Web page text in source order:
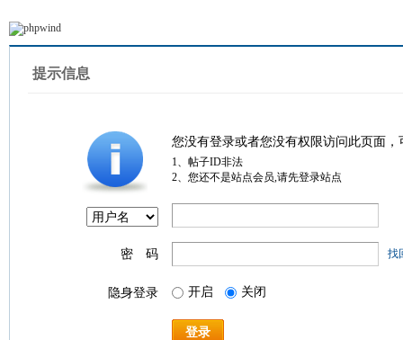
提示信息
您没有登录或者您没有权限访问此页面
1、帖子ID非法
2、您还不是站点会员,请先登录站点
密 码 找
隐身登录 开启 关闭
登录